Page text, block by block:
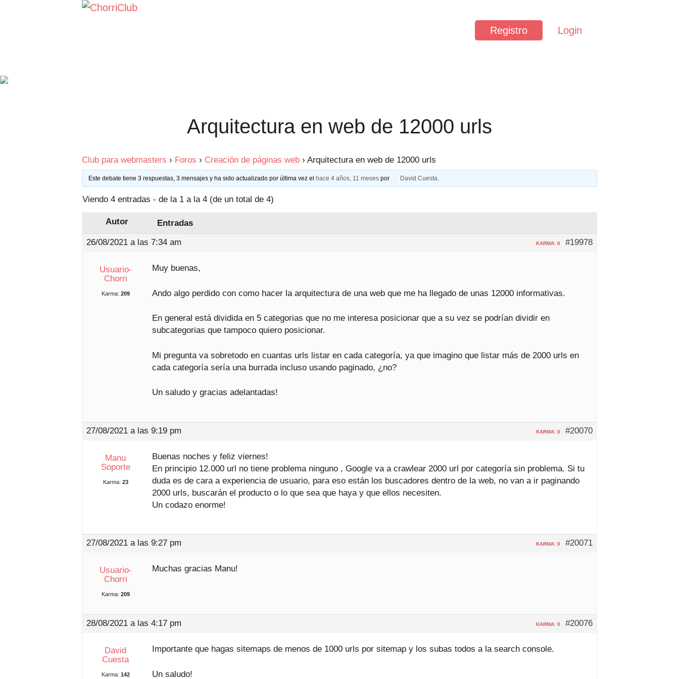
Registro Login
Arquitectura en web de 12000 urls
Club para webmasters › Foros › Creación de páginas web › Arquitectura en web de 12000 urls
Este debate tiene 3 respuestas, 3 mensajes y ha sido actualizado por última vez el hace 4 años, 11 meses por David Cuesta.
Viendo 4 entradas - de la 1 a la 4 (de un total de 4)
Autor
Entradas
26/08/2021 a las 7:34 am
#19978
KARMA: 0
Usuario-
Chorri
Karma: 209
Muy buenas,
Ando algo perdido con como hacer la arquitectura de una web que me ha llegado de unas 12000 informativas.
En general está dividida en 5 categorias que no me interesa posicionar que a su vez se podrían dividir en
subcategorias que tampoco quiero posicionar.
Mi pregunta va sobretodo en cuantas urls listar en cada categoría, ya que imagino que listar más de 2000 urls en
cada categoría sería una burrada incluso usando paginado, ¿no?
Un saludo y gracias adelantadas!
27/08/2021 a las 9:19 pm #20070
KARMA: 0
Manu
Soporte
Karma: 23
Buenas noches y feliz viernes!
En principio 12.000 url no tiene problema ninguno , Google va a crawlear 2000 url por categoría sin problema. Si tu
duda es de cara a experiencia de usuario, para eso están los buscadores dentro de la web, no van a ir paginando
2000 urls, buscarán el producto o lo que sea que haya y que ellos necesiten.
Un codazo enorme!
27/08/2021 a las 9:27 pm #20071
KARMA: 0
Usuario-
Chorri
Karma: 209
Muchas gracias Manu!
28/08/2021 a las 4:17 pm #20076
KARMA: 0
David
Cuesta
Karma: 142
Importante que hagas sitemaps de menos de 1000 urls por sitemap y los subas todos a la search console.
Un saludo!